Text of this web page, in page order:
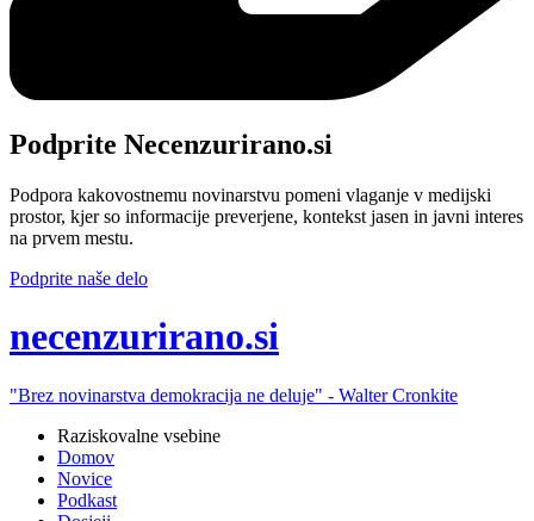
Podprite Necenzurirano.si
Podpora kakovostnemu novinarstvu pomeni vlaganje v medijski
prostor, kjer so informacije preverjene, kontekst jasen in javni interes
na prvem mestu.
Podprite naše delo
necenzurirano.si
"Brez novinarstva demokracija ne deluje" - Walter Cronkite
Raziskovalne vsebine
Domov
Novice
Podkast